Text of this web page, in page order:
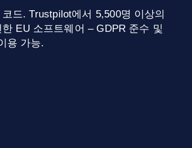
드. Trustpilot에서 5,500명 이상의
EU 소프트웨어 – GDPR 준수 및
용 가능.